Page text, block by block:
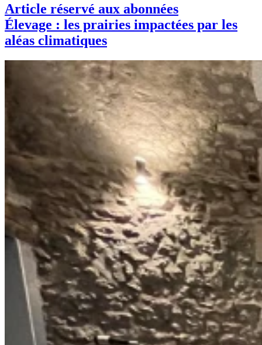
Article réservé aux abonnées
Élevage : les prairies impactées par les
aléas climatiques